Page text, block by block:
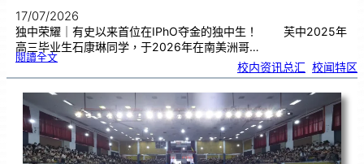
17/07/2026
独中荣耀｜有史以来首位在IPhO夺金的独中生！ 芙中2025年
高三毕业生石康琳同学，于2026年在南美洲哥…
閱讀全文:芙
获
际
物
理
赛
金
牌
！
校内资讯总汇 校闻特区